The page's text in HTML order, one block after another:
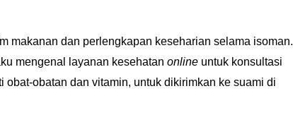
makanan dan perlengkapan keseharian selama isoman.
mengenal layanan kesehatan online untuk konsultasi
obat-obatan dan vitamin, untuk dikirimkan ke suami di